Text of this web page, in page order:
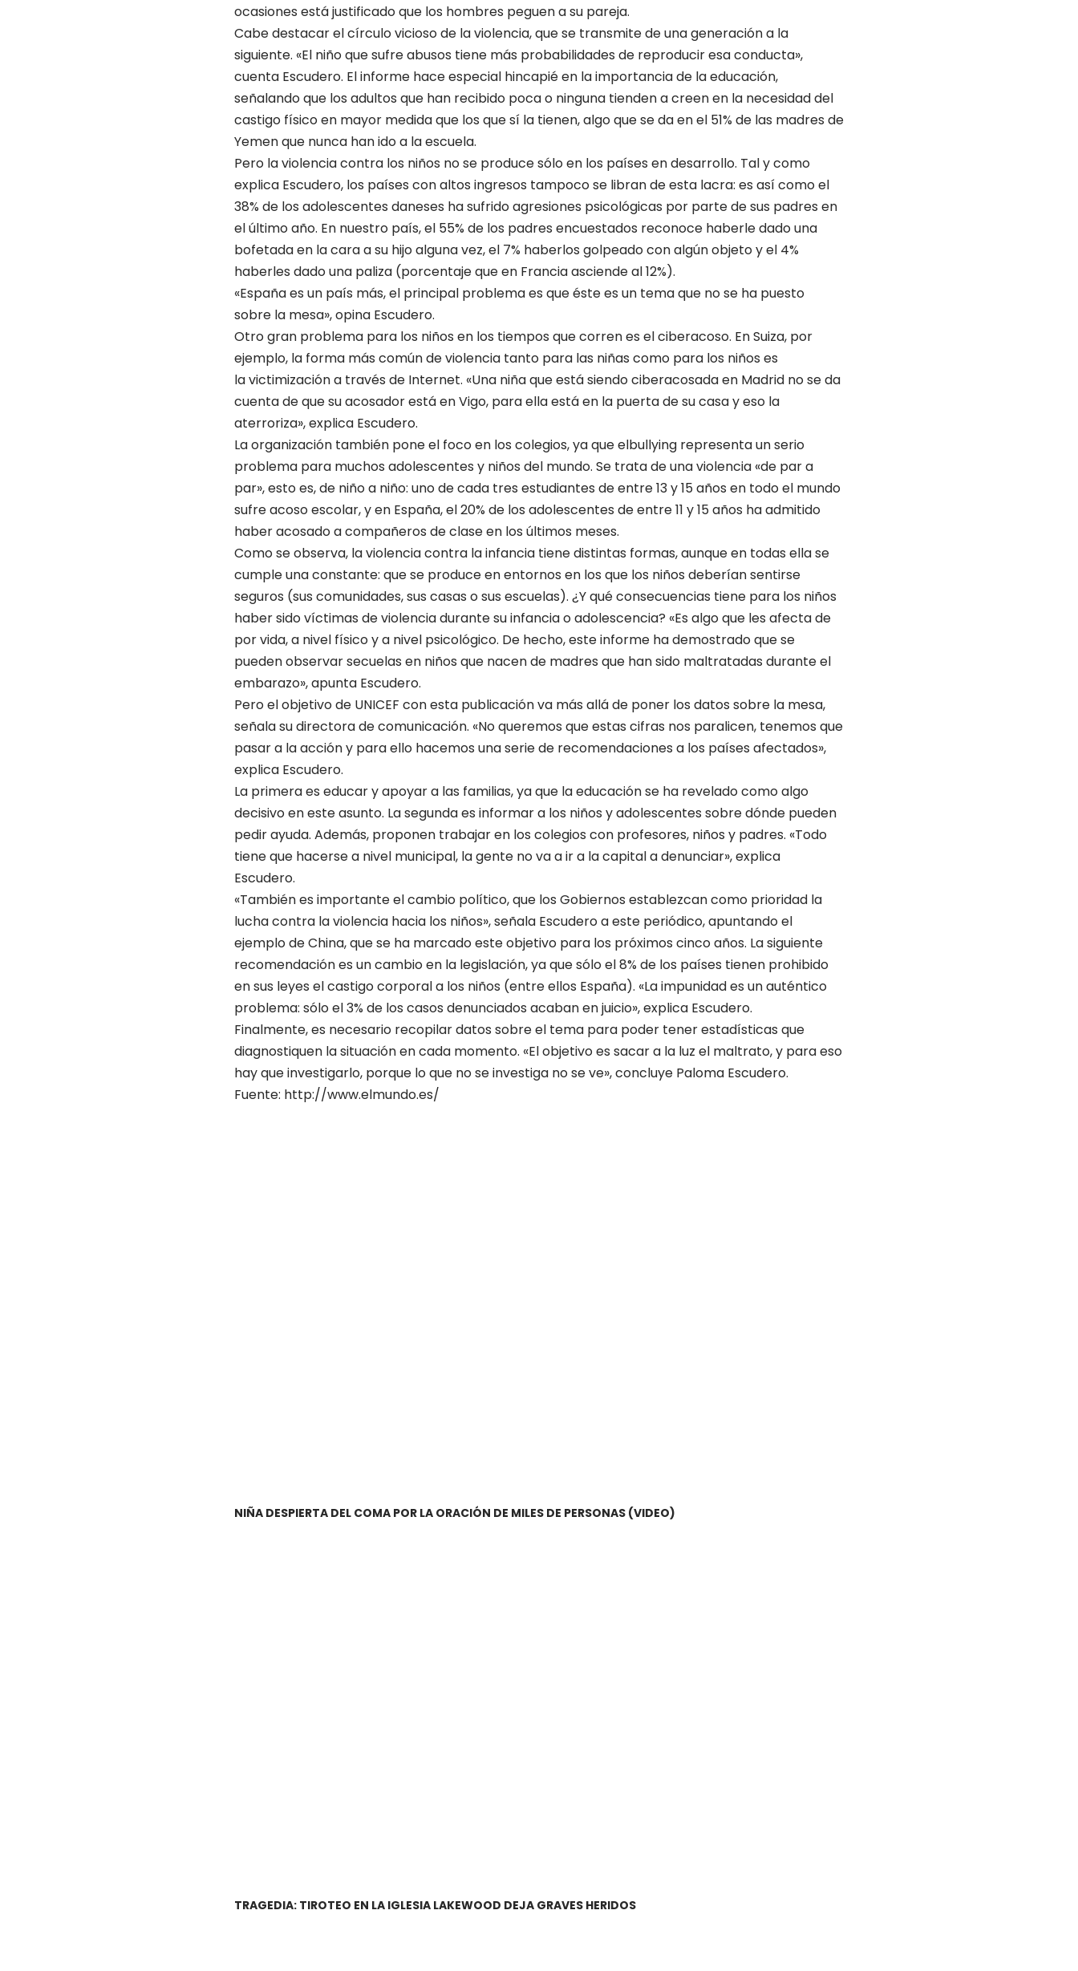
ocasiones está justificado que los hombres peguen a su pareja.
Cabe destacar el círculo vicioso de la violencia, que se transmite de una generación a la
siguiente. «El niño que sufre abusos tiene más probabilidades de reproducir esa conducta»,
cuenta Escudero. El informe hace especial hincapié en la importancia de la educación,
señalando que los adultos que han recibido poca o ninguna tienden a creen en la necesidad del
castigo físico en mayor medida que los que sí la tienen, algo que se da en el 51% de las madres de
Yemen que nunca han ido a la escuela.
Pero la violencia contra los niños no se produce sólo en los países en desarrollo. Tal y como
explica Escudero, los países con altos ingresos tampoco se libran de esta lacra: es así como el
38% de los adolescentes daneses ha sufrido agresiones psicológicas por parte de sus padres en
el último año. En nuestro país, el 55% de los padres encuestados reconoce haberle dado una
bofetada en la cara a su hijo alguna vez, el 7% haberlos golpeado con algún objeto y el 4%
haberles dado una paliza (porcentaje que en Francia asciende al 12%).
«España es un país más, el principal problema es que éste es un tema que no se ha puesto
sobre la mesa», opina Escudero.
Otro gran problema para los niños en los tiempos que corren es el ciberacoso. En Suiza, por
ejemplo, la forma más común de violencia tanto para las niñas como para los niños es
la victimización a través de Internet. «Una niña que está siendo ciberacosada en Madrid no se da
cuenta de que su acosador está en Vigo, para ella está en la puerta de su casa y eso la
aterroriza», explica Escudero.
La organización también pone el foco en los colegios, ya que elbullying representa un serio
problema para muchos adolescentes y niños del mundo. Se trata de una violencia «de par a
par», esto es, de niño a niño: uno de cada tres estudiantes de entre 13 y 15 años en todo el mundo
sufre acoso escolar, y en España, el 20% de los adolescentes de entre 11 y 15 años ha admitido
haber acosado a compañeros de clase en los últimos meses.
Como se observa, la violencia contra la infancia tiene distintas formas, aunque en todas ella se
cumple una constante: que se produce en entornos en los que los niños deberían sentirse
seguros (sus comunidades, sus casas o sus escuelas). ¿Y qué consecuencias tiene para los niños
haber sido víctimas de violencia durante su infancia o adolescencia? «Es algo que les afecta de
por vida, a nivel físico y a nivel psicológico. De hecho, este informe ha demostrado que se
pueden observar secuelas en niños que nacen de madres que han sido maltratadas durante el
embarazo», apunta Escudero.
Pero el objetivo de UNICEF con esta publicación va más allá de poner los datos sobre la mesa,
señala su directora de comunicación. «No queremos que estas cifras nos paralicen, tenemos que
pasar a la acción y para ello hacemos una serie de recomendaciones a los países afectados»,
explica Escudero.
La primera es educar y apoyar a las familias, ya que la educación se ha revelado como algo
decisivo en este asunto. La segunda es informar a los niños y adolescentes sobre dónde pueden
pedir ayuda. Además, proponen trabajar en los colegios con profesores, niños y padres. «Todo
tiene que hacerse a nivel municipal, la gente no va a ir a la capital a denunciar», explica
Escudero.
«También es importante el cambio político, que los Gobiernos establezcan como prioridad la
lucha contra la violencia hacia los niños», señala Escudero a este periódico, apuntando el
ejemplo de China, que se ha marcado este objetivo para los próximos cinco años. La siguiente
recomendación es un cambio en la legislación, ya que sólo el 8% de los países tienen prohibido
en sus leyes el castigo corporal a los niños (entre ellos España). «La impunidad es un auténtico
problema: sólo el 3% de los casos denunciados acaban en juicio», explica Escudero.
Finalmente, es necesario recopilar datos sobre el tema para poder tener estadísticas que
diagnostiquen la situación en cada momento. «El objetivo es sacar a la luz el maltrato, y para eso
hay que investigarlo, porque lo que no se investiga no se ve», concluye Paloma Escudero.
Fuente: http://www.elmundo.es/
NIÑA DESPIERTA DEL COMA POR LA ORACIÓN DE MILES DE PERSONAS (VIDEO)
TRAGEDIA: TIROTEO EN LA IGLESIA LAKEWOOD DEJA GRAVES HERIDOS